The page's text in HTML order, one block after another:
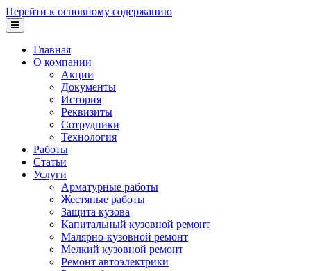
Перейти к основному содержанию
Главная
О компании
Акции
Документы
История
Реквизиты
Сотрудники
Технология
Работы
Статьи
Услуги
Арматурные работы
Жестяные работы
Защита кузова
Капитальный кузовной ремонт
Малярно-кузовной ремонт
Мелкий кузовной ремонт
Ремонт автоэлектрики